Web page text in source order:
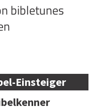
bibletunes
Einsteiger